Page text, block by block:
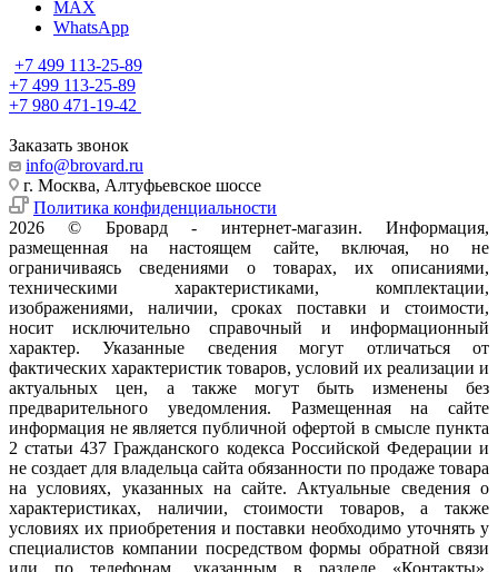
MAX
WhatsApp
+7 499 113-25-89
+7 499 113-25-89
+7 980 471-19-42
Заказать звонок
info@brovard.ru
г. Москва, Алтуфьевское шоссе
Политика конфиденциальности
2026 © Бровард - интернет-магазин. Информация,
размещенная на настоящем сайте, включая, но не
ограничиваясь сведениями о товарах, их описаниями,
техническими характеристиками, комплектации,
изображениями, наличии, сроках поставки и стоимости,
носит исключительно справочный и информационный
характер. Указанные сведения могут отличаться от
фактических характеристик товаров, условий их реализации и
актуальных цен, а также могут быть изменены без
предварительного уведомления. Размещенная на сайте
информация не является публичной офертой в смысле пункта
2 статьи 437 Гражданского кодекса Российской Федерации и
не создает для владельца сайта обязанности по продаже товара
на условиях, указанных на сайте. Актуальные сведения о
характеристиках, наличии, стоимости товаров, а также
условиях их приобретения и поставки необходимо уточнять у
специалистов компании посредством формы обратной связи
или по телефонам, указанным в разделе «Контакты».